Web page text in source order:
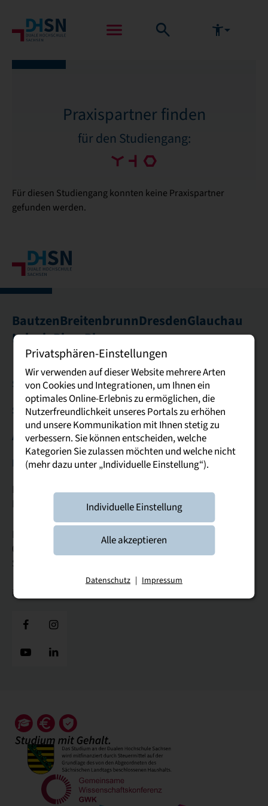
Praxispartner finden
für den Studiengang:
Für diesen Studiengang konnten keine Praxispartner
gefunden werden.
BautzenBreitenbrunnDresdenGlauchau
LeipzigRiesaPlauen
Studierende & Studieninteressierte
Service
Allgemein
Kontakt
Duale Hochschule Sachsen
08371 Glauchau
Sachsen
info@dhsn.de
Privatsphären-Einstellungen
Wir verwenden auf dieser Website mehrere Arten
von Cookies und Integrationen, um Ihnen ein
optimales Online-Erlebnis zu ermöglichen, die
Nutzerfreundlichkeit unseres Portals zu erhöhen
und unsere Kommunikation mit Ihnen stetig zu
verbessern. Sie können entscheiden, welche
Kategorien Sie zulassen möchten und welche nicht
(mehr dazu unter „Individuelle Einstellung“).
Individuelle Einstellung
Alle akzeptieren
Datenschutz | Impressum